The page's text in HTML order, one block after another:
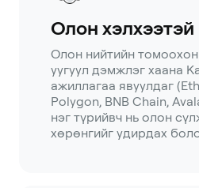
Олон
Олон нийтийн
уугуул дэмжлэг хаана
ажиллагаа явуулдаг
Polygon, BNB Chain,
нэг түрийвч нь олон
хөрөнгийг удирдах